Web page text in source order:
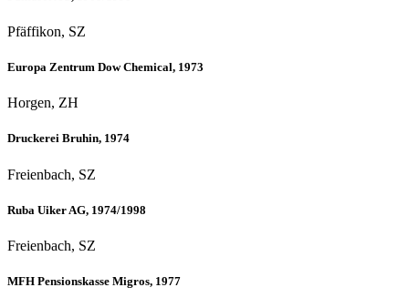
Pfäffikon, SZ
Europa Zentrum Dow Chemical, 1973
Horgen, ZH
Druckerei Bruhin, 1974
Freienbach, SZ
Ruba Uiker AG, 1974/1998
Freienbach, SZ
MFH Pensionskasse Migros, 1977